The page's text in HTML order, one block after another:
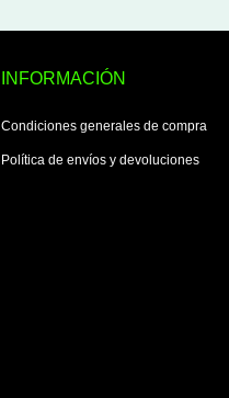
INFORMACIÓN
Condiciones generales de compra
Política de envíos y devoluciones